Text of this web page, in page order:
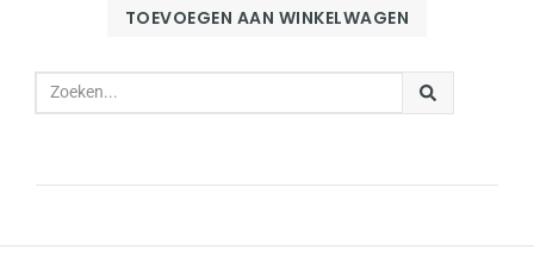
TOEVOEGEN AAN WINKELWAGEN